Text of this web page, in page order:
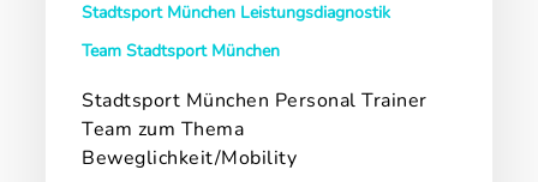
Stadtsport München Leistungsdiagnostik
Team Stadtsport München
Stadtsport München Personal Trainer
Team zum Thema
Beweglichkeit/Mobility